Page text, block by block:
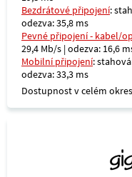
Bezdrátové připojení:
odezva: 35,8 ms
Pevné připojení - kabel/
29,4 Mb/s | odezva: 16,6
Mobilní připojení:
odezva: 33,3 ms
Dostupnost v celém